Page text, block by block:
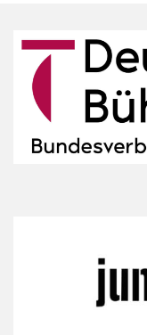
Festival-Planer
Hefte
Alle Hefte
Leseproben
Podcast
Redaktion
Autor:innen